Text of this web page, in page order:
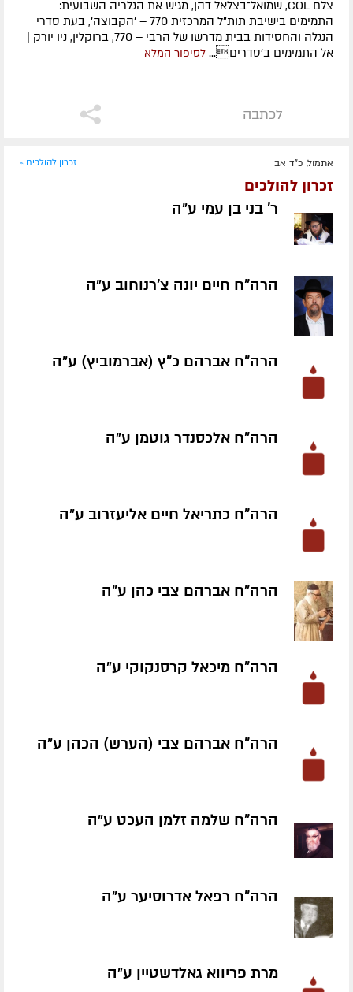
צלם COL, שמואל־בצלאל דהן, מגיש את הגלריה השבועית:
התמימים בישיבת תות"ל המרכזית 770 – 'הקבוצה', בעת סדרי
הנגלה והחסידות בבית מדרשו של הרבי – 770, ברוקלין, ניו יורק |
אל התמימים ב'סדרים... לסיפור המלא
לכתבה
אתמול, כ"ד אב זכרון להולכים »
זכרון להולכים
ר' בני בן עמי ע״ה
הרה"ח חיים יונה צ'רנוחוב ע״ה
הרה"ח אברהם כ"ץ (אברמוביץ) ע״ה
הרה"ח אלכסנדר גוטמן ע״ה
הרה"ח כתריאל חיים אליעזרוב ע״ה
הרה"ח אברהם צבי כהן ע״ה
הרה"ח מיכאל קרסנקוקי ע״ה
הרה"ח אברהם צבי (הערש) הכהן ע״ה
הרה"ח שלמה זלמן העכט ע״ה
הרה"ח רפאל אדרוסיער ע״ה
מרת פריווא גאלדשטיין ע״ה